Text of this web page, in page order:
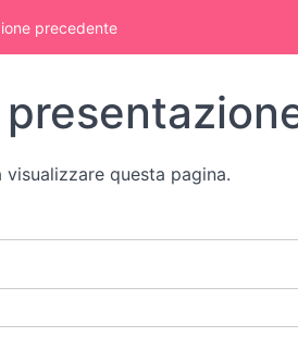
2
precedente
questa pagina.